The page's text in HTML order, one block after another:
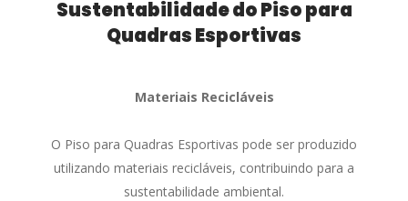
Sustentabilidade do Piso para
Quadras Esportivas
Materiais Recicláveis
O Piso para Quadras Esportivas pode ser produzido
utilizando materiais recicláveis, contribuindo para a
sustentabilidade ambiental.